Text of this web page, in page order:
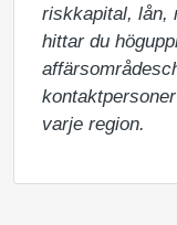
riskkapital, lån,
hittar du
varje region.